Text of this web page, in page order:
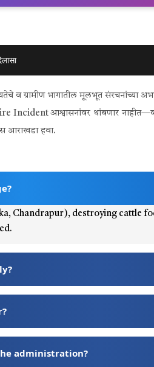
व ग्रामीण भागातील मूलभूत संरचनांच्या
Incident आश्वासनांवर थांबणार
आराखडा हवा.
Chandrapur), destroying cattle
administration?